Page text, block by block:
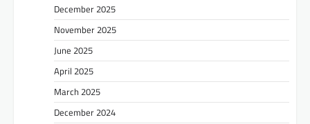
December 2025
November 2025
June 2025
April 2025
March 2025
December 2024